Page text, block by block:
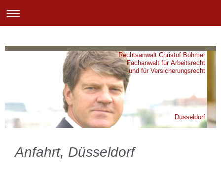
Rechtsanwalt Christof Böhmer
Fachanwalt für Arbeitsrecht
und für Versicherungsrecht
Düsseldorf
Anfahrt, Düsseldorf